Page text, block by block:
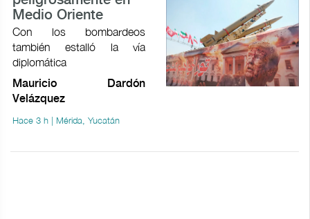
Medio Oriente
Con los bombardeos
también estalló la vía
diplomática
Mauricio Dardón
Velázquez
Hace 3 h | Mérida, Yucatán